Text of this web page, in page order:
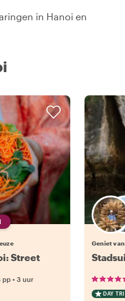
in Hanoi en
Street
pp • 3 uur
Geniet
DAY